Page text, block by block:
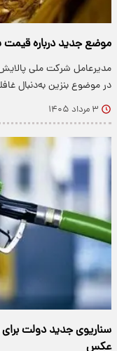
موضع جدید درباره قیمت
مدیرعامل شرکت ملی
در موضوع بنزین به‌دنبال
۳ مرداد ۱۴۰۵
سناریوی جدید دولت
عکس